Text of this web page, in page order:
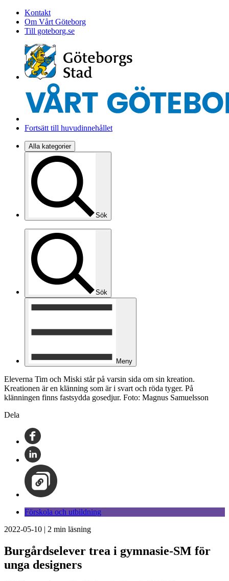
Kontakt
Om Vårt Göteborg
Till goteborg.se
Fortsätt till huvudinnehållet
Alla kategorier
Sök
Sök
Meny
Eleverna Tim och Miski står på varsin sida om sin kreation.
Kreationen är en klänning som är i svart och röda tyger. På
klänningen finns fastsydda gosedjur. Foto: Magnus Samuelsson
Dela
Förskola och utbildning
2022-05-10 | 2 min läsning
Burgårdselever trea i gymnasie-SM för
unga designers